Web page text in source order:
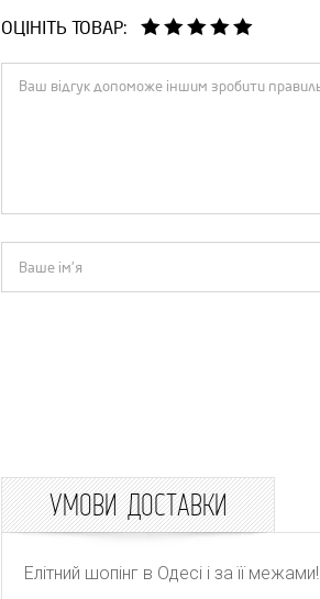
ОЦІНІТЬ ТОВАР:
УМОВИ ДОСТАВКИ
Елітний шопінг в Одесі і за її межами!